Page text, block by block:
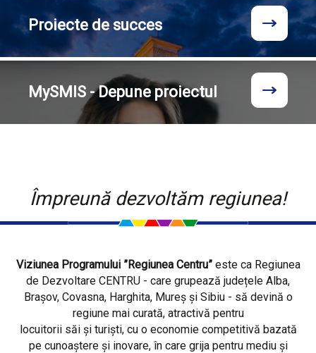
Proiecte de succes
MySMIS - Depune proiectul
Împreună dezvoltăm regiunea!
Viziunea Programului ”Regiunea Centru”este ca Regiunea
de Dezvoltare CENTRU - care grupează județele Alba,
Brașov, Covasna, Harghita, Mureș și Sibiu - să devină o
regiune mai curată, atractivă pentru
locuitorii săi și turiști, cu o economie competitivă bazată
pe cunoaștere și inovare, în care grija pentru mediu și